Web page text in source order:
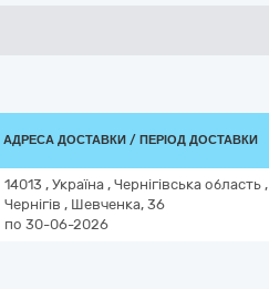
АДРЕСА ДОСТАВКИ / ПЕРІОД ДОСТАВКИ
14013 , Україна , Чернігівська область ,
Чернігів , Шевченка, 36
по 30-06-2026